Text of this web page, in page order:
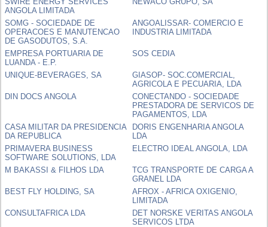
ANGOLA LIMITADA
SOMG - SOCIEDADE DE
OPERACOES E MANUTENCAO
DE GASODUTOS, S.A.
ANGOALISSAR- COMERCIO E
INDUSTRIA LIMITADA
EMPRESA PORTUARIA DE
LUANDA - E.P.
SOS CEDIA
UNIQUE-BEVERAGES, SA
GIASOP- SOC.COMERCIAL,
AGRICOLA E PECUARIA, LDA
DIN DOCS ANGOLA
CONECTANDO - SOCIEDADE
PRESTADORA DE SERVICOS DE
PAGAMENTOS, LDA
CASA MILITAR DA PRESIDENCIA
DA REPUBLICA
DORIS ENGENHARIA ANGOLA
LDA
PRIMAVERA BUSINESS
SOFTWARE SOLUTIONS, LDA
ELECTRO IDEAL ANGOLA, LDA
M BAKASSI & FILHOS LDA
TCG TRANSPORTE DE CARGA A
GRANEL LDA
BEST FLY HOLDING, SA
AFROX - AFRICA OXIGENIO,
LIMITADA
CONSULTAFRICA LDA
DET NORSKE VERITAS ANGOLA
SERVICOS LTDA